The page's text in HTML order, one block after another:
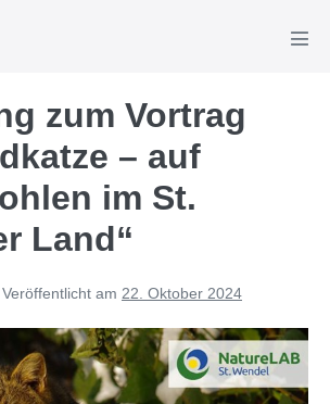
zum Vortrag
– auf
im St.
Land“
Veröffentlicht am 22. Oktober 2024